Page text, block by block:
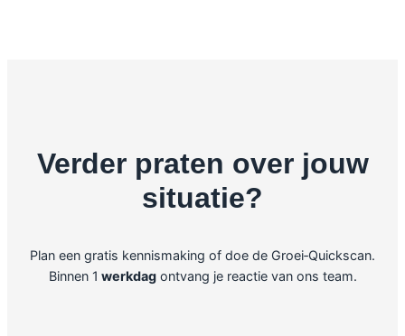
Verder praten over jouw
situatie?
Plan een gratis kennismaking of doe de Groei‑Quickscan.
Binnen 1 werkdagontvang je reactie van ons team.